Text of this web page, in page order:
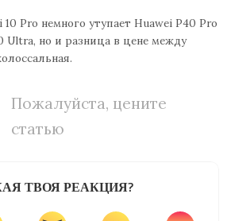
Pro немного утупает Huawei P40 Pro
Ultra, но и разница в цене между
Пожалуйста, цените
статью
ТВОЯ РЕАКЦИЯ?